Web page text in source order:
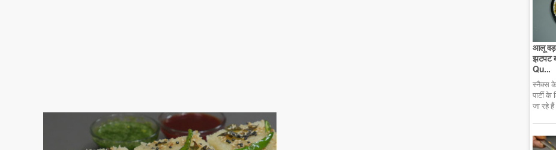
आलू
झटपट
Qu...
स्नैक्स के
पार्टी
जा रहे